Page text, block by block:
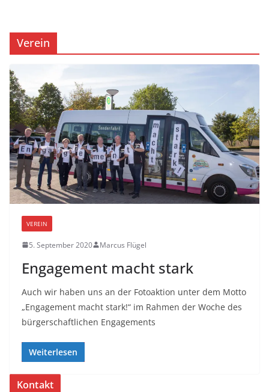
Verein
VEREIN
5. September 2020 Marcus Flügel
Engagement macht stark
Auch wir haben uns an der Fotoaktion unter dem Motto
„Engagement macht stark!“ im Rahmen der Woche des
bürgerschaftlichen Engagements
Weiterlesen
Kontakt